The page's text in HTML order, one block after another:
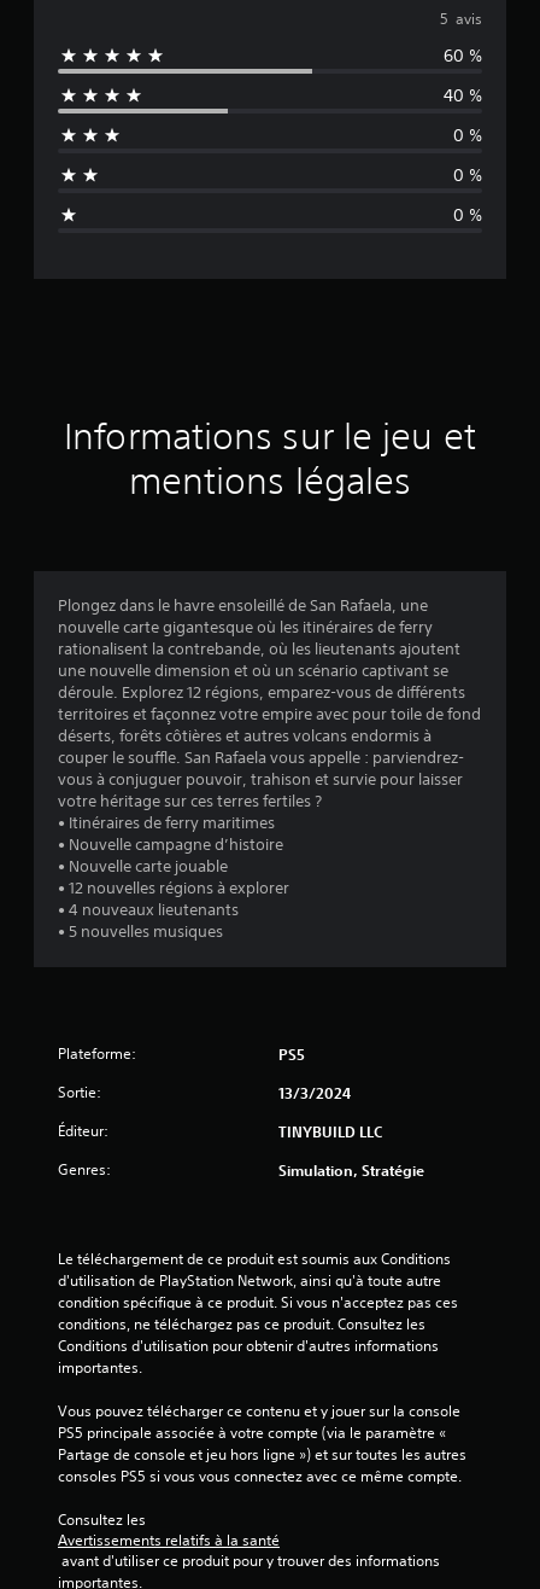
o
y
e
n
d
a
:
4
6
o
r
5
5
a
5 avis
60 %
40 %
0 %
0 %
0 %
Informations sur le jeu et
mentions légales
Plongez dans le havre ensoleillé de San Rafaela, une
nouvelle carte gigantesque où les itinéraires de ferry
rationalisent la contrebande, où les lieutenants ajoutent
une nouvelle dimension et où un scénario captivant se
déroule. Explorez 12 régions, emparez-vous de différents
territoires et façonnez votre empire avec pour toile de fond
déserts, forêts côtières et autres volcans endormis à
couper le souffle. San Rafaela vous appelle : parviendrez-
vous à conjuguer pouvoir, trahison et survie pour laisser
votre héritage sur ces terres fertiles ?
• Itinéraires de ferry maritimes
• Nouvelle campagne d’histoire
• Nouvelle carte jouable
• 12 nouvelles régions à explorer
• 4 nouveaux lieutenants
• 5 nouvelles musiques
Plateforme: PS5
Sortie: 13/3/2024
Éditeur: TINYBUILD LLC
Genres: Simulation, Stratégie
Le téléchargement de ce produit est soumis aux Conditions
d'utilisation de PlayStation Network, ainsi qu'à toute autre
condition spécifique à ce produit. Si vous n'acceptez pas ces
conditions, ne téléchargez pas ce produit. Consultez les
Conditions d'utilisation pour obtenir d'autres informations
importantes.
Vous pouvez télécharger ce contenu et y jouer sur la console
PS5 principale associée à votre compte (via le paramètre «
Partage de console et jeu hors ligne ») et sur toutes les autres
consoles PS5 si vous vous connectez avec ce même compte.
Consultez les
Avertissements relatifs à la santé
importantes.